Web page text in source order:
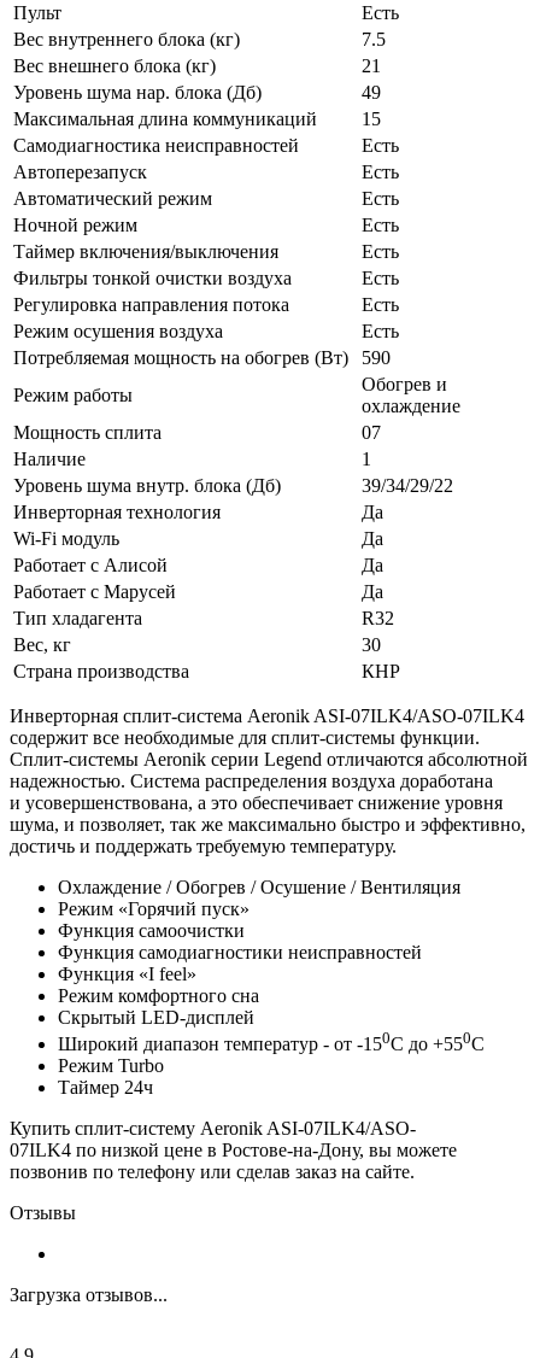
Пульт
Есть
Вес внутреннего блока (кг)
7.5
Вес внешнего блока (кг)
21
Уровень шума нар. блока (Дб)
49
Максимальная длина коммуникаций
15
Самодиагностика неисправностей
Есть
Автоперезапуск
Есть
Автоматический режим
Есть
Ночной режим
Есть
Таймер включения/выключения
Есть
Фильтры тонкой очистки воздуха
Есть
Регулировка направления потока
Есть
Режим осушения воздуха
Есть
Потребляемая мощность на обогрев (Вт)
590
Режим работы
Обогрев и
охлаждение
Мощность сплита
07
Наличие
1
Уровень шума внутр. блока (Дб)
39/34/29/22
Инверторная технология
Да
Wi-Fi модуль
Да
Работает с Алисой
Да
Работает с Марусей
Да
Тип хладагента
R32
Вес, кг
30
Страна производства
КНР
Инверторная сплит-система Aeronik ASI-07ILK4/ASO-07ILK4
содержит все необходимые для сплит-системы функции.
Сплит-системы Aeronik серии Legend отличаются абсолютной
надежностью. Система распределения воздуха доработана
и усовершенствована, а это обеспечивает снижение уровня
шума, и позволяет, так же максимально быстро и эффективно,
достичь и поддержать требуемую температуру.
Охлаждение / Обогрев / Осушение / Вентиляция
Режим «Горячий пуск»
Функция самоочистки
Функция самодиагностики неисправностей
Функция «I feel»
Режим комфортного сна
Скрытый LED-дисплей
Широкий диапазон температур - от -150C до +550C
Режим Turbo
Таймер 24ч
Купить сплит-систему Aeronik ASI-07ILK4/ASO-
07ILK4 по низкой цене в Ростове-на-Дону, вы можете
позвонив по телефону или сделав заказ на сайте.
Отзывы
Загрузка отзывов...